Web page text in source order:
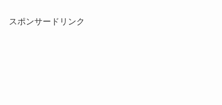
スポンサードリンク